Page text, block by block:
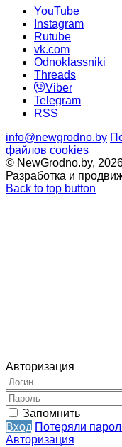
YouTube
Instagram
Rutube
vk.com
Odnoklassniki
Threads
Viber
Telegram
RSS
info@newgrodno.by
файлов cookies
© NewGrodno.by,
Разработка и
Back to top button
Авторизация
Запомнить
Вход Потеряли
Авторизация